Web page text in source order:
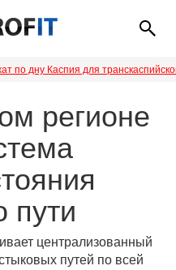
по дну Каспия для
регионе
пути
централизованный
путей по всей